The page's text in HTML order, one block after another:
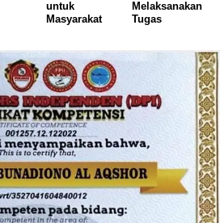
untuk
Masyarakat
Melaksanakan
Tugas